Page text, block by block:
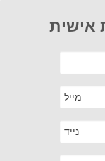
אישית